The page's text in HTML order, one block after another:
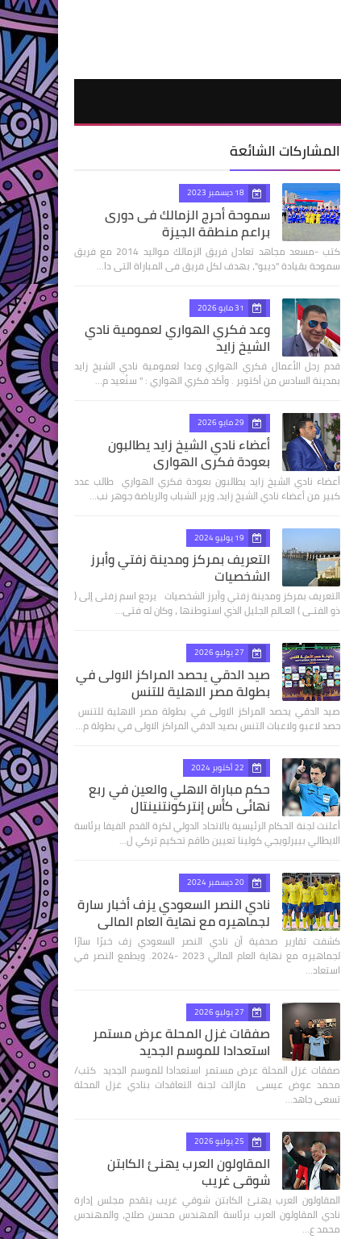
المشاركات الشائعة
18 ديسمبر 2023
سموحة أحرج الزمالك فى دورى
براعم منطقة الجيزة
كتب -مسعد مجاهد تعادل فريق الزمالك مواليد 2014 مع فريق
سموحة بقيادة "ديبو"، بهدف لكل فريق فى المباراة التى دا…
31 مايو 2026
وعد فكري الهواري لعمومية نادي
الشيخ زايد
قدم رجل الأعمال فكري الهواري وعدا لعمومية نادي الشيخ زايد
بمدينة السادس من أكتوبر . وأكد فكري الهواري : " سنُعيد م…
29 مايو 2026
أعضاء نادي الشيخ زايد يطالبون
بعودة فكري الهواري
أعضاء نادي الشيخ زايد يطالبون بعودة فكري الهواري طالب عدد
كبير من أعضاء نادي الشيخ زايد، وزير الشباب والرياضة جوهر نب…
19 يوليو 2024
التعريف بمركز ومدينة زفتي وأبرز
الشخصيات
التعريف بمركز ومدينة زفتي وأبرز الشخصيات يرجع اسم زفتى إلى (
ذو الفتـى ) العـالم الجليل الذي استوطنها ، وكان له فتى…
27 يوليو 2026
صيد الدقي يحصد المراكز الاولى في
بطولة مصر الاهلية للتنس
صيد الدقي يحصد المراكز الاولى في بطولة مصر الاهلية للتنس
حصد لاعبو ولاعبات التنس بصيد الدقي المراكز الاولى في بطولة م…
22 أكتوبر 2024
حكم مباراة الاهلي والعين في ربع
نهائى كأس إنتركونتنينتال
أعلنت لجنة الحكام الرئيسية بالاتحاد الدولي لكرة القدم الفيفا برئاسة
الايطالي بييرلويجي كولينا تعيين طاقم تحكيم تركي ل…
20 ديسمبر 2024
نادي النصر السعودي يزف أخبار سارة
لجماهيره مع نهاية العام المالي
كشفت تقارير صحفية أن نادي النصر السعودي زف خبرًا سارًا
لجماهيره مع نهاية العام المالي 2023 -2024. ويطمع النصر في
استعاد…
27 يوليو 2026
صفقات غزل المحلة عرض مستمر
استعدادا للموسم الجديد
صفقات غزل المحلة عرض مستمر استعدادا للموسم الجديد كتب/
محمد عوض عيسى مازالت لجنة التعاقدات بنادي غزل المحلة
تسعى جاهد…
25 يوليو 2026
المقاولون العرب يهنئ الكابتن
شوقي غريب
المقاولون العرب يهنئ الكابتن شوقي غريب يتقدم مجلس إدارة
نادي المقاولون العرب برئاسة المهندس محسن صلاح، والمهندس
محمد ع…